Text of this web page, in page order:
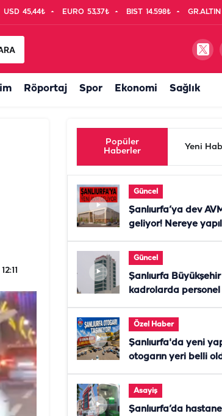
USD 45,44₺ EURO 53,37₺ BIST 14.598₺ GR.ALTIN
Röportaj Spor Ekonomi Sağlık
Popüler
Haberler
Yeni
Güncel
Şanlıurfa’ya dev
geliyor! Nereye
Güncel
Şanlıurfa Büyükşehir
kadrolarda
Özel Haber
Şanlıurfa'da yeni
otogarın yeri belli
Asayiş
Şanlıurfa’da